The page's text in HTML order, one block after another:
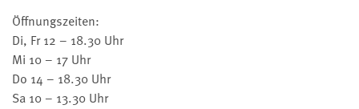
Öffnungszeiten:
Di, Fr 12 – 18.30 Uhr
Mi 10 – 17 Uhr
Do 14 – 18.30 Uhr
Sa 10 – 13.30 Uhr